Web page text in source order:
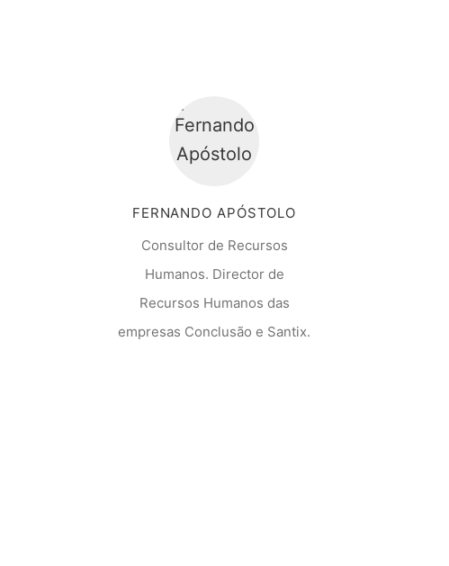
FERNANDO APÓSTOLO
Consultor de Recursos
Humanos. Director de
Recursos Humanos das
empresas Conclusão e Santix.